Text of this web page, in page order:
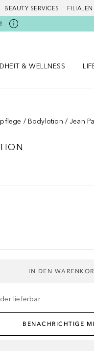
BEAUTY SERVICES FILIALEN
& WELLNESS
Bodylotion Jean
IN DEN
lieferbar
BENACHRICHTIGE